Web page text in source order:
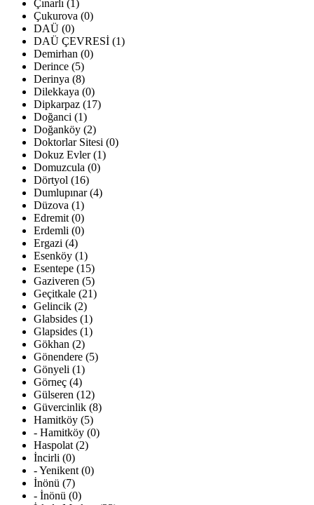
Çınarlı (1)
Çukurova (0)
DAÜ (0)
DAÜ ÇEVRESİ (1)
Demirhan (0)
Derince (5)
Derinya (8)
Dilekkaya (0)
Dipkarpaz (17)
Doğanci (1)
Doğanköy (2)
Doktorlar Sitesi (0)
Dokuz Evler (1)
Domuzcula (0)
Dörtyol (16)
Dumlupınar (4)
Düzova (1)
Edremit (0)
Erdemli (0)
Ergazi (4)
Esenköy (1)
Esentepe (15)
Gaziveren (5)
Geçitkale (21)
Gelincik (2)
Glabsides (1)
Glapsides (1)
Gökhan (2)
Gönendere (5)
Gönyeli (1)
Görneç (4)
Gülseren (12)
Güvercinlik (8)
Hamitköy (5)
- Hamitköy (0)
Haspolat (2)
İncirli (0)
- Yenikent (0)
İnönü (7)
- İnönü (0)